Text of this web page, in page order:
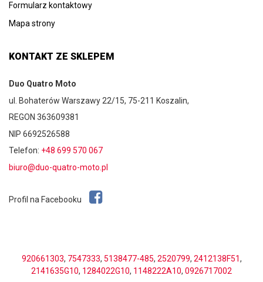
Formularz kontaktowy
Mapa strony
KONTAKT ZE SKLEPEM
Duo Quatro Moto
ul. Bohaterów Warszawy 22/15, 75-211 Koszalin,
REGON 363609381
NIP 6692526588
Telefon: +48 699 570 067
biuro@duo-quatro-moto.pl
Profil na Facebooku
920661303, 7547333, 5138477-485, 2520799, 2412138F51,
2141635G10, 1284022G10, 1148222A10, 0926717002